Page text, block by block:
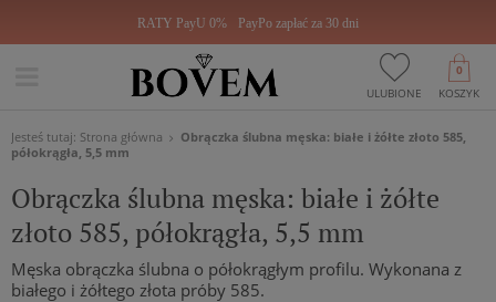
RATY PayU 0% PayPo zapłać za 30 dni
ULUBIONE KOSZYK
0
Jesteś tutaj: Strona główna
Obrączka ślubna męska: białe i żółte złoto 585,
półokrągła, 5,5 mm
Obrączka ślubna męska: białe i żółte
złoto 585, półokrągła, 5,5 mm
Męska obrączka ślubna o półokrągłym profilu. Wykonana z
białego i żółtego złota próby 585.